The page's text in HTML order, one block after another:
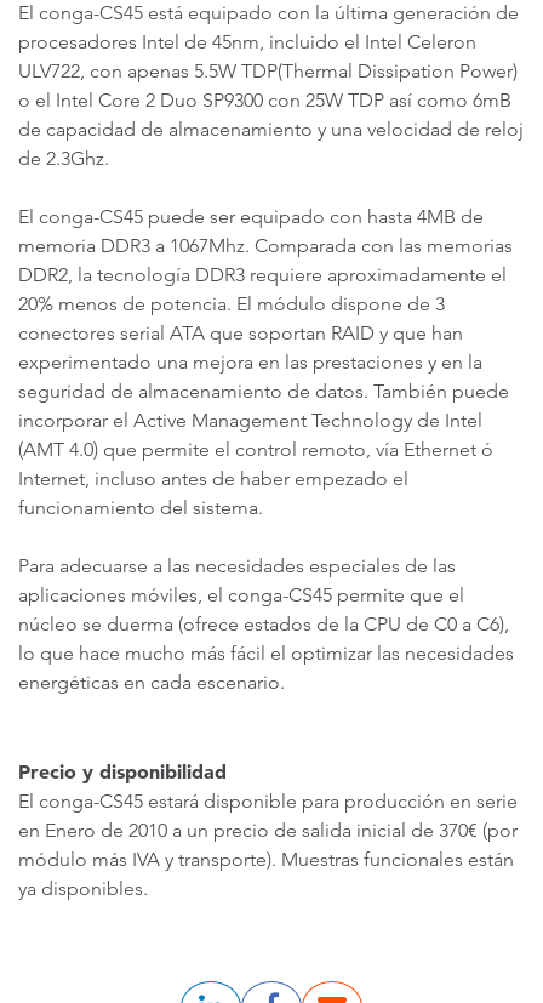
El conga-CS45 está equipado con la última generación de
procesadores Intel de 45nm, incluido el Intel Celeron
ULV722, con apenas 5.5W TDP(Thermal Dissipation Power)
o el Intel Core 2 Duo SP9300 con 25W TDP así como 6mB
de capacidad de almacenamiento y una velocidad de reloj
de 2.3Ghz.
El conga-CS45 puede ser equipado con hasta 4MB de
memoria DDR3 a 1067Mhz. Comparada con las memorias
DDR2, la tecnología DDR3 requiere aproximadamente el
20% menos de potencia. El módulo dispone de 3
conectores serial ATA que soportan RAID y que han
experimentado una mejora en las prestaciones y en la
seguridad de almacenamiento de datos. También puede
incorporar el Active Management Technology de Intel
(AMT 4.0) que permite el control remoto, vía Ethernet ó
Internet, incluso antes de haber empezado el
funcionamiento del sistema.
Para adecuarse a las necesidades especiales de las
aplicaciones móviles, el conga-CS45 permite que el
núcleo se duerma (ofrece estados de la CPU de C0 a C6),
lo que hace mucho más fácil el optimizar las necesidades
energéticas en cada escenario.
Precio y disponibilidad
El conga-CS45 estará disponible para producción en serie
en Enero de 2010 a un precio de salida inicial de 370€ (por
módulo más IVA y transporte). Muestras funcionales están
ya disponibles.